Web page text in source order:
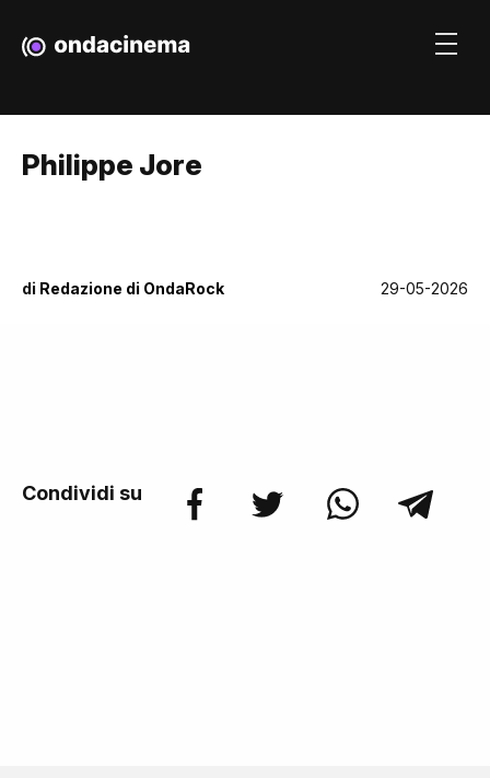
Philippe Jore
di Redazione di OndaRock 29-05-2026
Condividi su